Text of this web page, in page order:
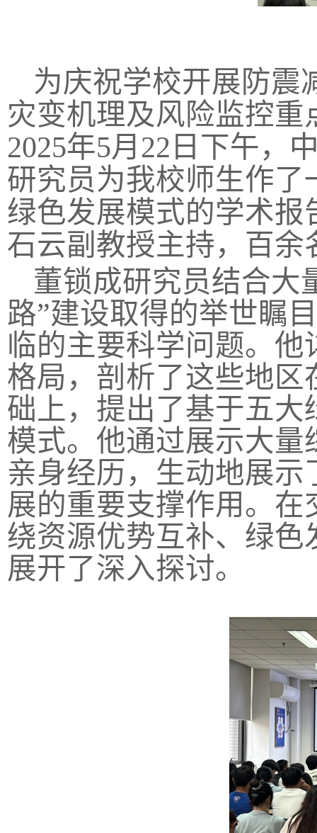
为庆祝学校开展防震
灾变机理及风险监控
2025年5月22日下午，
研究员为我校师生作了
绿色发展模式的学术
石云副教授主持，百余
董锁成研究员结合大
路”建设取得的举世瞩
临的主要科学问题。
格局，剖析了这些地
础上，提出了基于五
模式。他通过展示大
亲身经历，生动地展示
展的重要支撑作用。
绕资源优势互补、绿
展开了深入探讨。